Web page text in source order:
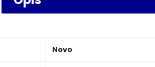
Novo